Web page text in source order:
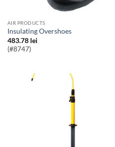
AIR PRODUCTS
Insulating Overshoes
483.78 lei
(#8747)